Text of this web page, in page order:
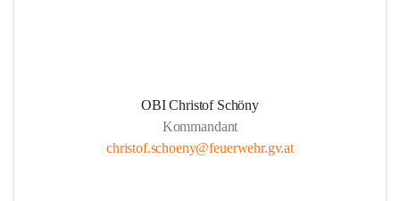
OBI Christof Schöny
Kommandant
christof.schoeny@feuerwehr.gv.at